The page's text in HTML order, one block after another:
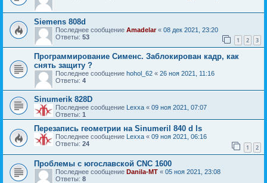
Siemens 808d
Последнее сообщение Amadelar« 08 дек 2021, 23:20
Ответы: 53 1 2 3
Программирование Сименс. Заблокирован кадр, как
снять защиту ?
Последнее сообщение hohol_62 « 26 ноя 2021, 11:16
Ответы: 4
Sinumerik 828D
Последнее сообщение Lexxa « 09 ноя 2021, 07:07
Ответы: 1
Перезапись геометрии на Sinumeril 840 d ls
Последнее сообщение Lexxa « 09 ноя 2021, 06:16
Ответы: 24 1 2
Проблемы с югославской CNC 1600
Последнее сообщение Danila-MT « 05 ноя 2021, 23:08
Ответы: 8